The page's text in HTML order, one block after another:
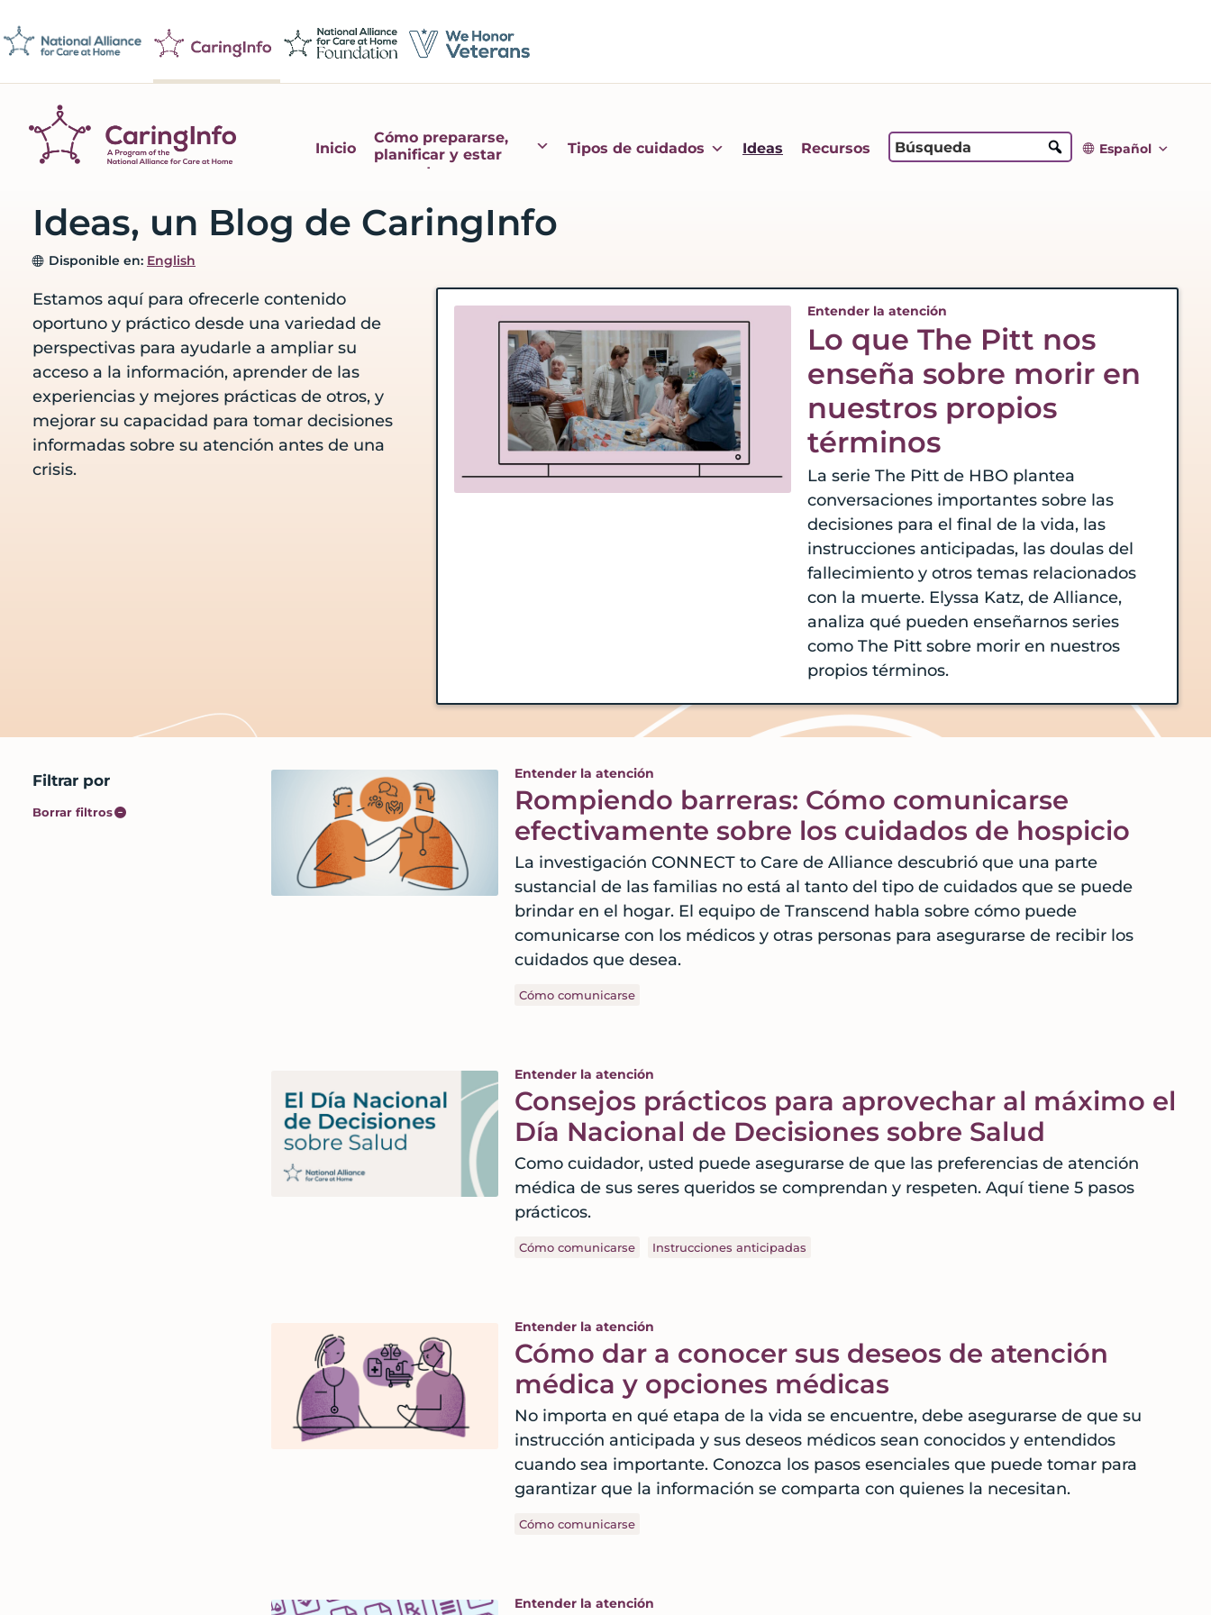
to
primary
navigation
to
main
content
to
primary
sidebar
to
footer
ayudar
las
personas
a
que
tomen
decisiones
sobre
los
cuidados
crisis
Inicio
Cómo prepararse,
planificar y estar
presente
Tipos de cuidados Ideas Recursos Español
Ideas, un Blog de CaringInfo
Disponible en: English
Estamos aquí para ofrecerle contenido
oportuno y práctico desde una variedad de
perspectivas para ayudarle a ampliar su
acceso a la información, aprender de las
experiencias y mejores prácticas de otros, y
mejorar su capacidad para tomar decisiones
informadas sobre su atención antes de una
crisis.
Entender la atención
Lo que The Pitt nos
enseña sobre morir en
nuestros propios
términos
La serie The Pitt de HBO plantea
conversaciones importantes sobre las
decisiones para el final de la vida, las
instrucciones anticipadas, las doulas del
fallecimiento y otros temas relacionados
con la muerte. Elyssa Katz, de Alliance,
analiza qué pueden enseñarnos series
como The Pitt sobre morir en nuestros
propios términos.
Entender la atención
Rompiendo barreras: Cómo comunicarse
efectivamente sobre los cuidados de hospicio
La investigación CONNECT to Care de Alliance descubrió que una parte
sustancial de las familias no está al tanto del tipo de cuidados que se puede
brindar en el hogar. El equipo de Transcend habla sobre cómo puede
comunicarse con los médicos y otras personas para asegurarse de recibir los
cuidados que desea.
Cómo comunicarse
Entender la atención
Consejos prácticos para aprovechar al máximo el
Día Nacional de Decisiones sobre Salud
Como cuidador, usted puede asegurarse de que las preferencias de atención
médica de sus seres queridos se comprendan y respeten. Aquí tiene 5 pasos
prácticos.
Cómo comunicarse Instrucciones anticipadas
Entender la atención
Cómo dar a conocer sus deseos de atención
médica y opciones médicas
No importa en qué etapa de la vida se encuentre, debe asegurarse de que su
instrucción anticipada y sus deseos médicos sean conocidos y entendidos
cuando sea importante. Conozca los pasos esenciales que puede tomar para
garantizar que la información se comparta con quienes la necesitan.
Cómo comunicarse
Entender la atención
Primary
Sidebar
Filtrar por
Borrar filtros